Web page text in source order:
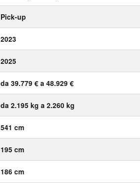
Pick-up
2023
2025
da 39.779 € a 48.929 €
da 2.195 kg a 2.260 kg
541 cm
195 cm
186 cm